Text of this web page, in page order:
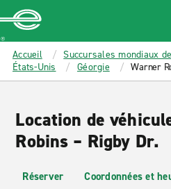
MAIN
CONTENT
Enterprise
Accueil
Succursales mondiaux
États-Unis
Géorgie Warner
Location de
Robins – Rigby Dr.
Réserver Coordonnées et